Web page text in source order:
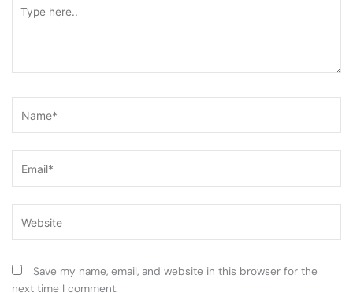
here..
Save my name, email, and website in this browser for the
next time I comment.